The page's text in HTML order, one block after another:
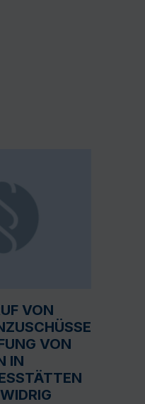
VON
VON
IN